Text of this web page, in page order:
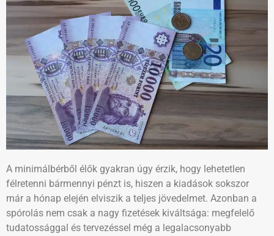
A minimálbérből élők gyakran úgy érzik, hogy lehetetlen
félretenni bármennyi pénzt is, hiszen a kiadások sokszor
már a hónap elején elviszik a teljes jövedelmet. Azonban a
spórolás nem csak a nagy fizetések kiváltsága: megfelelő
tudatossággal és tervezéssel még a legalacsonyabb